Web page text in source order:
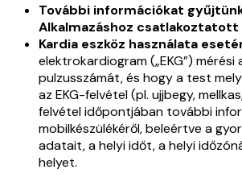
További információkat
Alkalmazáshoz csatlakoztatott
Kardia eszköz használata
elektrokardiogram („EKG”)
pulzusszámát, és hogy a test
az EKG-felvétel (pl. ujjbegy,
felvétel időpontjában további
mobilkészülékéről, beleértve a
adatait, a helyi időt, a helyi
helyet.